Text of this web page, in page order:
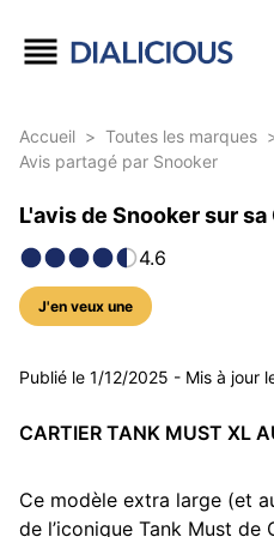
Accueil > Toutes les marques
Avis partagé par Snooker
L'avis de Snooker sur
4.6
J'en veux une
5 photos
Publié le 1/12/2025 - Mis à jour
CARTIER TANK MUST XL
Ce modèle extra large (et
de l’iconique Tank Must